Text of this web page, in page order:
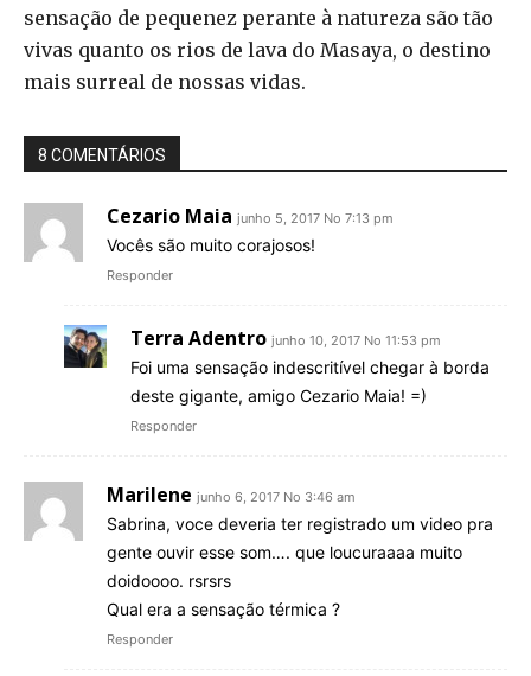
sensação de pequenez perante à natureza são tão
vivas quanto os rios de lava do Masaya, o destino
mais surreal de nossas vidas.
8 COMENTÁRIOS
Cezario Maia junho 5, 2017 No 7:13 pm
Vocês são muito corajosos!
Responder
Terra Adentro junho 10, 2017 No 11:53 pm
Foi uma sensação indescritível chegar à borda
deste gigante, amigo Cezario Maia! =)
Responder
Marilene junho 6, 2017 No 3:46 am
Sabrina, voce deveria ter registrado um video pra
gente ouvir esse som…. que loucuraaaa muito
doidoooo. rsrsrs
Qual era a sensação térmica ?
Responder